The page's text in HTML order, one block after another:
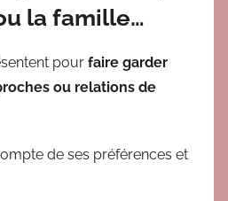
la famille…
pour faire garder
ou relations de
de ses préférences et